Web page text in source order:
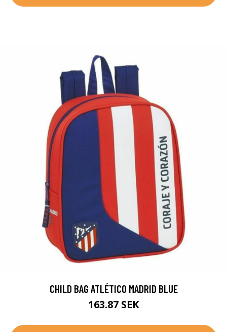
CHILD BAG ATLÉTICO MADRID BLUE
163.87 SEK